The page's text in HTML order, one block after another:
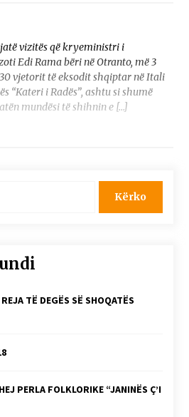
vizitës që kryeministri i
Edi Rama bëri në Otranto, më 3
vjetorit të eksodit shqiptar në Itali
“Kateri i Radës”, ashtu si shumë
mundësi të shihnin e […]
TË DEGËS SË SHOQATËS
PERLA FOLKLORIKE “JANINËS Ç’I